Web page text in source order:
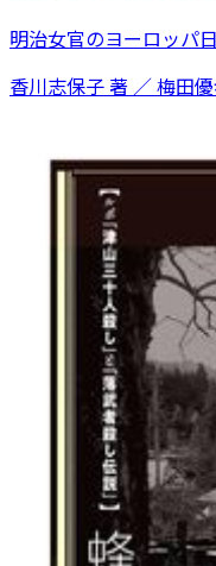
明治女官のヨーロッパ
香川志保子 著 ／ 梅田